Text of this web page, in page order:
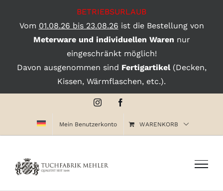
BETRIEBSURLAUB
Vom 01.08.26 bis 23.08.26 ist die Bestellung von
Meterware und individuellen Waren nur
eingeschränkt möglich!
Davon ausgenommen sind Fertigartikel(Decken,
Kissen, Wärmflaschen, etc.).
Instagram
Mein Benutzerkonto WARENKORB